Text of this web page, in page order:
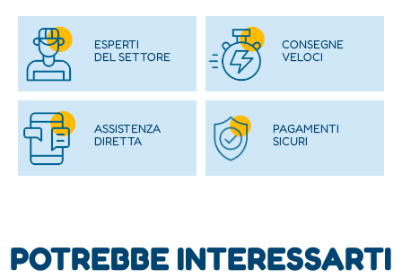
ESPERTI
DEL SETTORE
CONSEGNE
VELOCI
ASSISTENZA
DIRETTA
PAGAMENTI
SICURI
POTREBBE INTERESSARTI